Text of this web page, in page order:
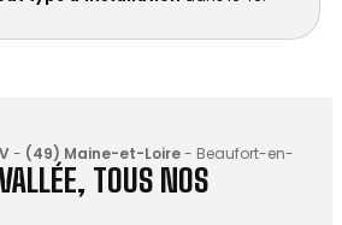
- (49) Maine-et-Loire- Beaufort-en-
TOUS NOS